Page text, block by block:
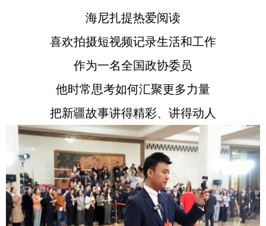
海尼扎提热爱阅读
喜欢拍摄短视频记录生活和工作
作为一名全国政协委员
他时常思考如何汇聚更多力量
把新疆故事讲得精彩、讲得动人